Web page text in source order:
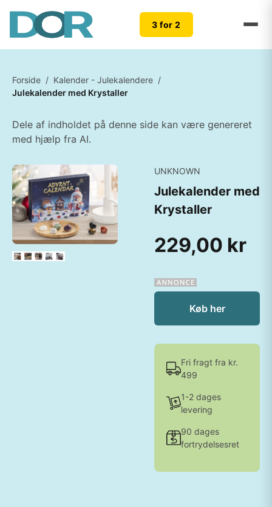
3 for 2
Forside / Kalender - Julekalendere /
Julekalender med Krystaller
Dele af indholdet på denne side kan være genereret
med hjælp fra AI.
UNKNOWN
Julekalender med
Krystaller
229,00 kr
Køb her
Fri fragt fra kr.
499
1-2 dages
levering
90 dages
fortrydelsesret